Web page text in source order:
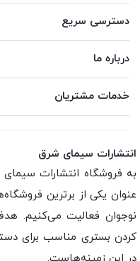
دسترسی سریع
درباره ما
خدمات مشتریان
انتشارات سیمای شرق
به فروشگاه انتشارات
عنوان یکی از برترین
نوجوان فعالیت می‌کنیم.
کردن بستری مناسب برای